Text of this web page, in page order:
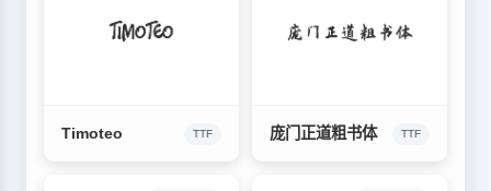
Timoteo TTF 庞门正道粗书体 TTF